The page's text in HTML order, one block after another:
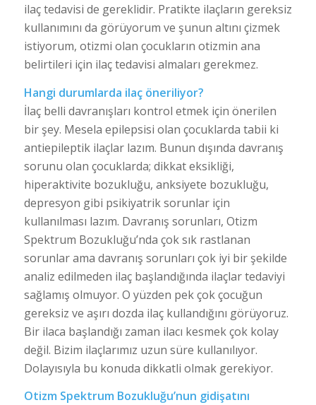
ilaç tedavisi de gereklidir. Pratikte ilaçların gereksiz
kullanımını da görüyorum ve şunun altını çizmek
istiyorum, otizmi olan çocukların otizmin ana
belirtileri için ilaç tedavisi almaları gerekmez.
Hangi durumlarda ilaç öneriliyor?
İlaç belli davranışları kontrol etmek için önerilen
bir şey. Mesela epilepsisi olan çocuklarda tabii ki
antiepileptik ilaçlar lazım. Bunun dışında davranış
sorunu olan çocuklarda; dikkat eksikliği,
hiperaktivite bozukluğu, anksiyete bozukluğu,
depresyon gibi psikiyatrik sorunlar için
kullanılması lazım. Davranış sorunları, Otizm
Spektrum Bozukluğu’nda çok sık rastlanan
sorunlar ama davranış sorunları çok iyi bir şekilde
analiz edilmeden ilaç başlandığında ilaçlar tedaviyi
sağlamış olmuyor. O yüzden pek çok çocuğun
gereksiz ve aşırı dozda ilaç kullandığını görüyoruz.
Bir ilaca başlandığı zaman ilacı kesmek çok kolay
değil. Bizim ilaçlarımız uzun süre kullanılıyor.
Dolayısıyla bu konuda dikkatli olmak gerekiyor.
Otizm Spektrum Bozukluğu’nun gidişatını